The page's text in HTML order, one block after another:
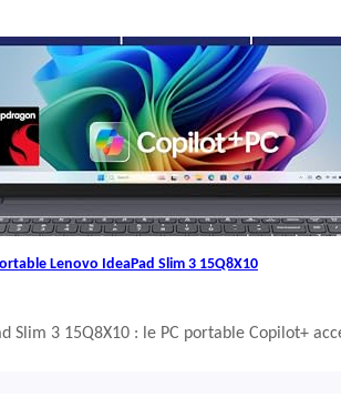
Lenovo IdeaPad Slim 3 15Q8X10
Slim 3 15Q8X10 : le PC portable Copilot+